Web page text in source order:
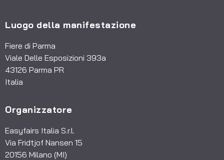
Luogo della manifestazione
Fiere di Parma
Viale Delle Esposizioni 393a
43126 Parma PR
Italia
Organizzatore
Easyfairs Italia S.r.l.
Via Fridtjof Nansen 15
20156 Milano (MI)